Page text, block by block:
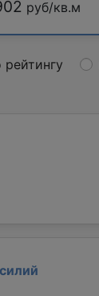
руб/кв.м
рейтингу